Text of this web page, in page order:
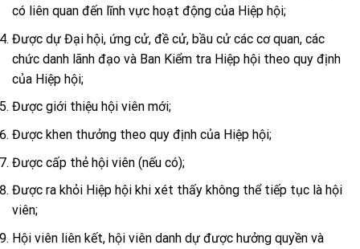
có liên quan đến lĩnh vực hoạt động của Hiệp hội;
Được dự Đại hội, ứng cử, đề cử, bầu cử các cơ quan, các
chức danh lãnh đạo và Ban Kiểm tra Hiệp hội theo quy định
của Hiệp hội;
Được giới thiệu hội viên mới;
Được khen thưởng theo quy định của Hiệp hội;
Được cấp thẻ hội viên (nếu có);
Được ra khỏi Hiệp hội khi xét thấy không thể tiếp tục là hội
viên;
Hội viên liên kết, hội viên danh dự được hưởng quyền và